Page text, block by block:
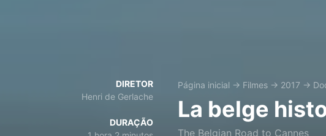
DIRETOR
Henri de Gerlache
DURAÇÃO
Página inicial → Filmes → 2017 →
La belge
The Belgian Road to Cannes